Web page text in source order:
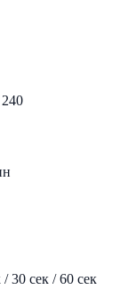
сек / 60 сек